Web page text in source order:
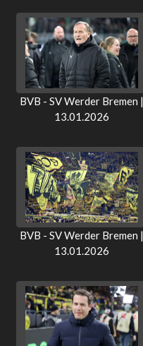
BVB - SV Werder Bremen |
13.01.2026
BVB - SV Werder Bremen |
13.01.2026